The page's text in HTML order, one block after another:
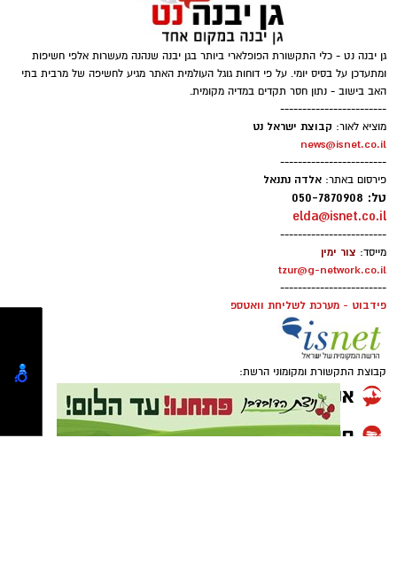
ופרויקטים ייחודיים ולעבוד מול קהלים מגוונים, תוך
חיבור בין עולם התרבות, החינוך והקהילה.
בין דרישות התפקיד:
תואר אקדמי המוכר על ידי המועצה להשכלה
גבוהה.
ניסיון בפיתוח הדרכה ועמידה מול קהל.
ניסיון ויכולת בניהול והובלת צוות.
יכולת לפיתוח והפקת פרויקטים מיוחדים
ואירועי תוכן.
חשיבה עצמאית ורב־תחומית.
יחסי אנוש מצוינים, יוזמה ויצירתיות.
גן יבנה נט - כלי התקשורת הפופלארי ביותר בגן יבנה שנהנה מעשרות אלפי חשיפות
ומתעדכן על בסיס יומי. על פי דוחות גוגל העולמית האתר מגיע לחשיפה של מרבית בתי
האב בישוב - נתון חסר תקדים במדיה מקומית.
------------------------
מוציא לאור: קבוצת ישראל נט
news@isnet.co.il
------------------------
פירסום באתר: אלדה נתנאל
טל: 050-7870908
elda@isnet.co.il
------------------------
מייסד: צור ימין
tzur@g-network.co.il
------------------------
פידבוט - מערכת לשליחת וואטספ
קבוצת התקשורת ומקומוני הרשת: